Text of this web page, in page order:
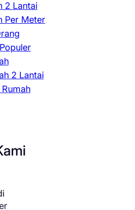
2 Lantai
Per Meter
2 Lantai